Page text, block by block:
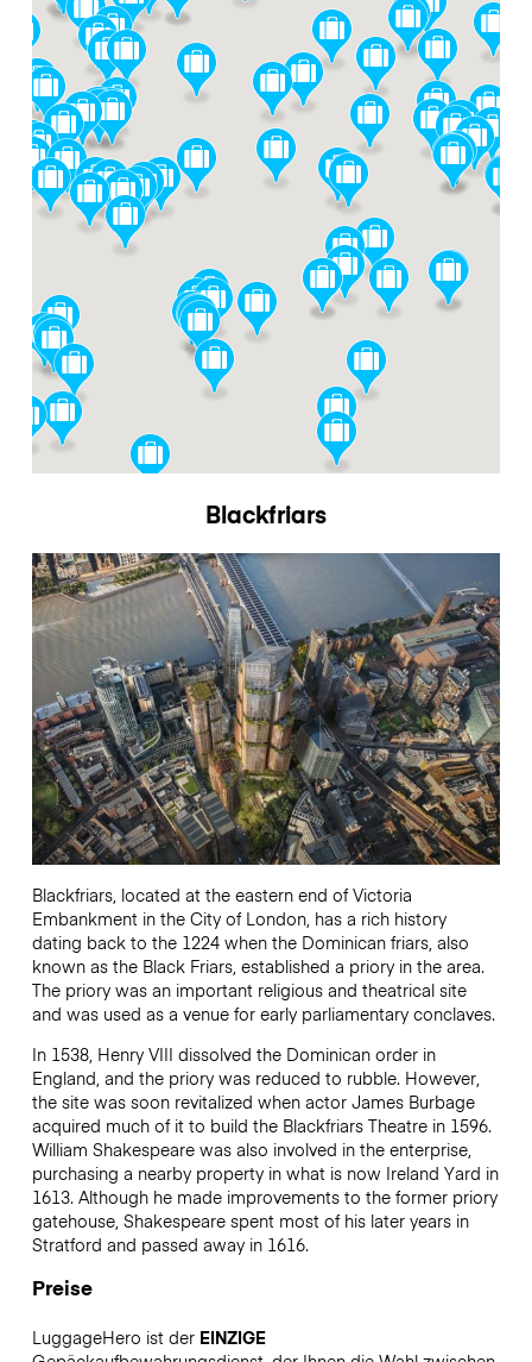
Blackfriars
Blackfriars, located at the eastern end of Victoria
Embankment in the City of London, has a rich history
dating back to the 1224 when the Dominican friars, also
known as the Black Friars, established a priory in the area.
The priory was an important religious and theatrical site
and was used as a venue for early parliamentary conclaves.
In 1538, Henry VIII dissolved the Dominican order in
England, and the priory was reduced to rubble. However,
the site was soon revitalized when actor James Burbage
acquired much of it to build the Blackfriars Theatre in 1596.
William Shakespeare was also involved in the enterprise,
purchasing a nearby property in what is now Ireland Yard in
1613. Although he made improvements to the former priory
gatehouse, Shakespeare spent most of his later years in
Stratford and passed away in 1616.
Preise
LuggageHero ist der EINZIGE